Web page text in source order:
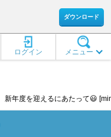
ダウンロード
メニュー
ログイン
新年度を迎えるにあたって😃